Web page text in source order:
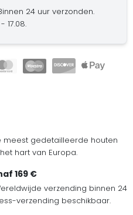
24 uur verzonden.
17.08.
meest gedetailleerde houten
hart van Europa.
169 €
verzending binnen 24
verzending beschikbaar.